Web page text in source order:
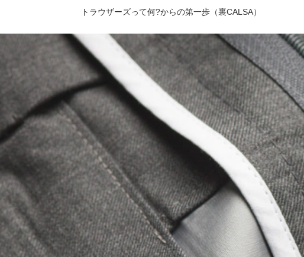
トラウザーズって何?からの第一歩（裏CALSA）